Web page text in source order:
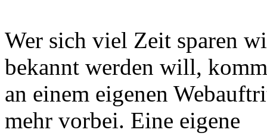
Wer sich viel Zeit sparen
bekannt werden will,
an einem eigenen
mehr vorbei. Eine eigene